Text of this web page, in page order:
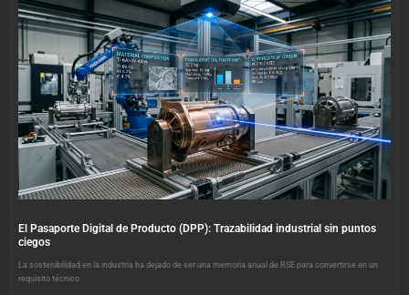
El Pasaporte Digital de Producto (DPP): Trazabilidad industrial sin puntos
ciegos
La sostenibilidad en la industria ha dejado de ser una memoria anual de RSE para convertirse en un
requisito técnico